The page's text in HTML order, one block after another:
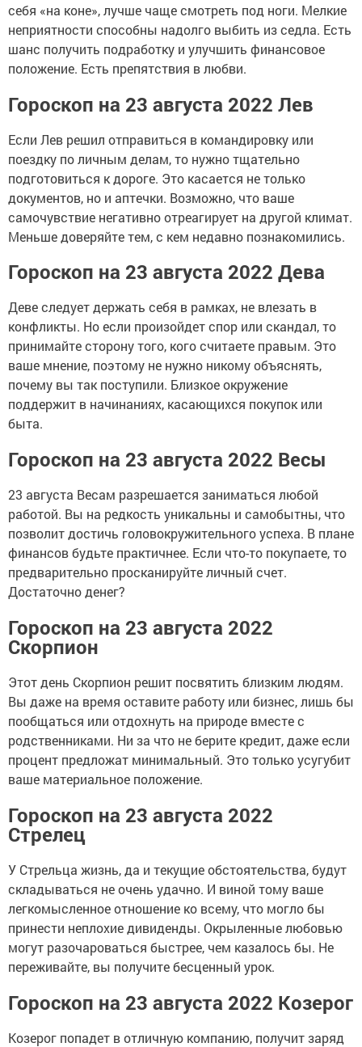
себя «на коне», лучше чаще смотреть под ноги. Мелкие
неприятности способны надолго выбить из седла. Есть
шанс получить подработку и улучшить финансовое
положение. Есть препятствия в любви.
Гороскоп на 23 августа 2022 Лев
Если Лев решил отправиться в командировку или
поездку по личным делам, то нужно тщательно
подготовиться к дороге. Это касается не только
документов, но и аптечки. Возможно, что ваше
самочувствие негативно отреагирует на другой климат.
Меньше доверяйте тем, с кем недавно познакомились.
Гороскоп на 23 августа 2022 Дева
Деве следует держать себя в рамках, не влезать в
конфликты. Но если произойдет спор или скандал, то
принимайте сторону того, кого считаете правым. Это
ваше мнение, поэтому не нужно никому объяснять,
почему вы так поступили. Близкое окружение
поддержит в начинаниях, касающихся покупок или
быта.
Гороскоп на 23 августа 2022 Весы
23 августа Весам разрешается заниматься любой
работой. Вы на редкость уникальны и самобытны, что
позволит достичь головокружительного успеха. В плане
финансов будьте практичнее. Если что-то покупаете, то
предварительно просканируйте личный счет.
Достаточно денег?
Гороскоп на 23 августа 2022
Скорпион
Этот день Скорпион решит посвятить близким людям.
Вы даже на время оставите работу или бизнес, лишь бы
пообщаться или отдохнуть на природе вместе с
родственниками. Ни за что не берите кредит, даже если
процент предложат минимальный. Это только усугубит
ваше материальное положение.
Гороскоп на 23 августа 2022
Стрелец
У Стрельца жизнь, да и текущие обстоятельства, будут
складываться не очень удачно. И виной тому ваше
легкомысленное отношение ко всему, что могло бы
принести неплохие дивиденды. Окрыленные любовью
могут разочароваться быстрее, чем казалось бы. Не
переживайте, вы получите бесценный урок.
Гороскоп на 23 августа 2022 Козерог
Козерог попадет в отличную компанию, получит заряд